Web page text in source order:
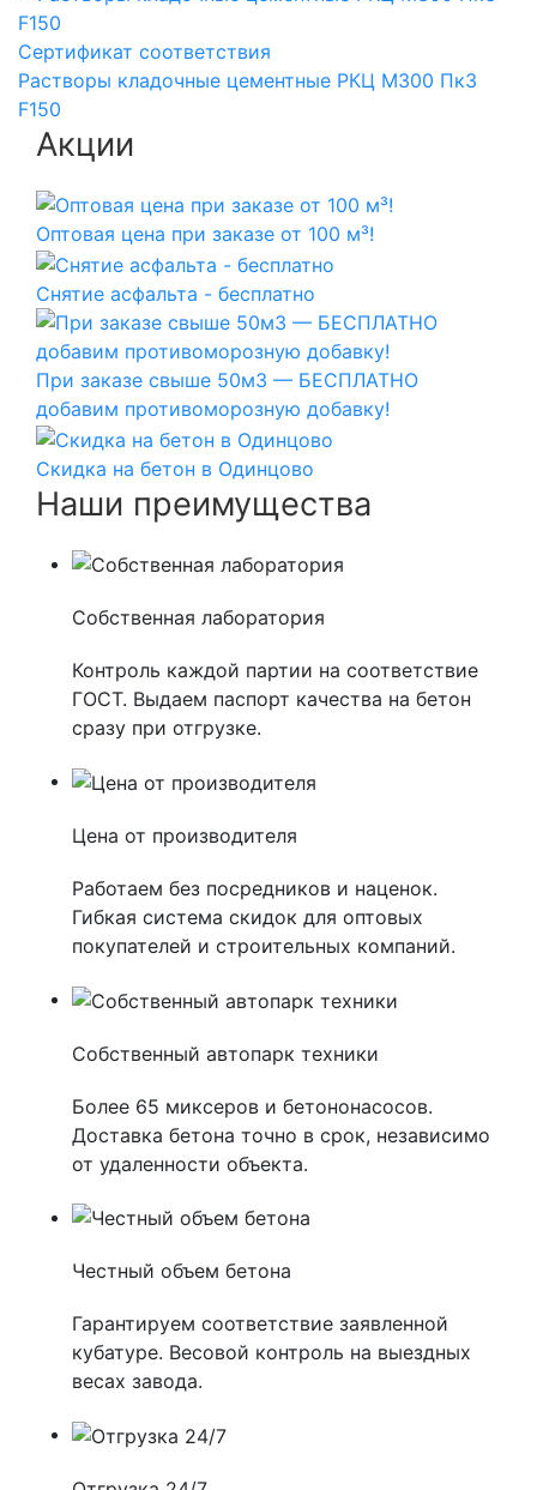
Сертификат соответствия
Растворы кладочные цементные РКЦ М300 Пк3
F150
Акции
Оптовая цена при заказе от 100 м³!
Снятие асфальта - бесплатно
При заказе свыше 50м3 — БЕСПЛАТНО
добавим противоморозную добавку!
Скидка на бетон в Одинцово
Наши преимущества
Собственная лаборатория
Контроль каждой партии на соответствие
ГОСТ. Выдаем паспорт качества на бетон
сразу при отгрузке.
Цена от производителя
Работаем без посредников и наценок.
Гибкая система скидок для оптовых
покупателей и строительных компаний.
Собственный автопарк техники
Более 65 миксеров и бетононасосов.
Доставка бетона точно в срок, независимо
от удаленности объекта.
Честный объем бетона
Гарантируем соответствие заявленной
кубатуре. Весовой контроль на выездных
весах завода.